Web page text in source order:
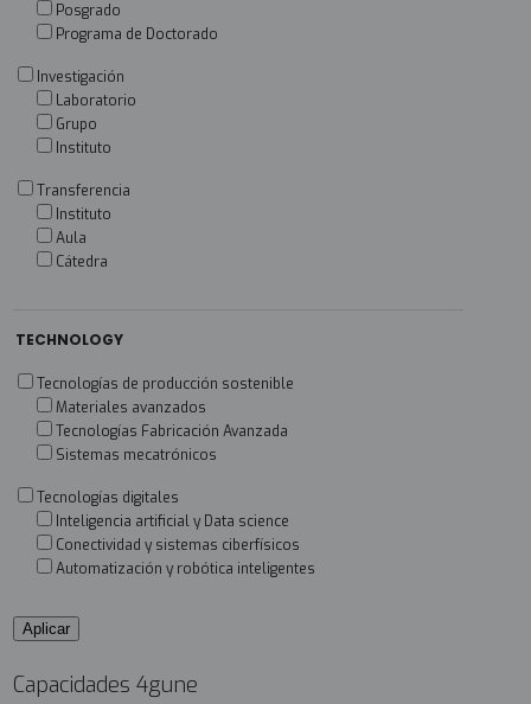
Posgrado
Programa de Doctorado
Investigación
Laboratorio
Grupo
Instituto
Transferencia
Instituto
Aula
Cátedra
TECHNOLOGY
Tecnologías de producción sostenible
Materiales avanzados
Tecnologías Fabricación Avanzada
Sistemas mecatrónicos
Tecnologías digitales
Inteligencia artificial y Data science
Conectividad y sistemas ciberfísicos
Automatización y robótica inteligentes
Capacidades 4gune